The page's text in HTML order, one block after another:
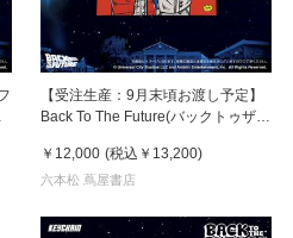
【受注生産：9月末頃お渡し予定】
Back To The Future(バックトゥザフ
Marty & Doc(マーティ＆ドク)
￥12,000 (税込 ￥13,200)
六本松 蔦屋書店